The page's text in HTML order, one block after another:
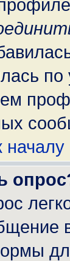
началу